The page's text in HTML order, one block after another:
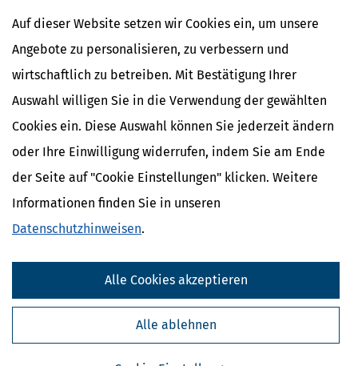
Auf dieser Website setzen wir Cookies ein, um unsere
Angebote zu personalisieren, zu verbessern und
wirtschaftlich zu betreiben. Mit Bestätigung Ihrer
Auswahl willigen Sie in die Verwendung der gewählten
Cookies ein. Diese Auswahl können Sie jederzeit ändern
oder Ihre Einwilligung widerrufen, indem Sie am Ende
der Seite auf "Cookie Einstellungen" klicken. Weitere
Informationen finden Sie in unseren
Datenschutzhinweisen.
Alle ablehnen
Alle Cookies akzeptieren
☐ Ja
☐ Nein
Kinderbetreuungskosten lassen sich ausschließlich dann als
Sonderausgaben geltend machen, wenn das Kind im eigenen
Haushalt gemeldet ist. Diese Regelung wurde durch den
Bundesfinanzhof bestätigt.
Ist das Kind jünger als 14 Jahre?
steuerlich absetzbar. Eine Ausnahme gilt für Kinder mit Behinderung.
Welche Betreuungskosten sind angefallen?
☐ Kita / Kindergarten
☐ Tagesmutter / Tagesvater
☐ Hort / Ganztagsbetreuung